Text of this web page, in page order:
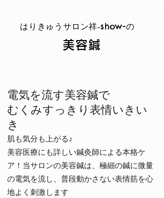
はりきゅうサロン祥‐show-の
美容鍼
電気を流す美容鍼で
むくみすっきり表情いきい
き
肌も気分も上がる♪
美容医療にも詳しい鍼灸師による本格ケ
ア！当サロンの美容鍼は、極細の鍼に微量
の電気を流し、普段動かさない表情筋を心
地よく刺激します